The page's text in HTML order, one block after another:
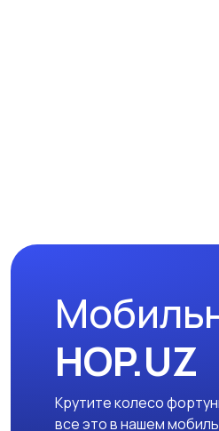
HOP.UZ
Крутите колесо
все это в нашем